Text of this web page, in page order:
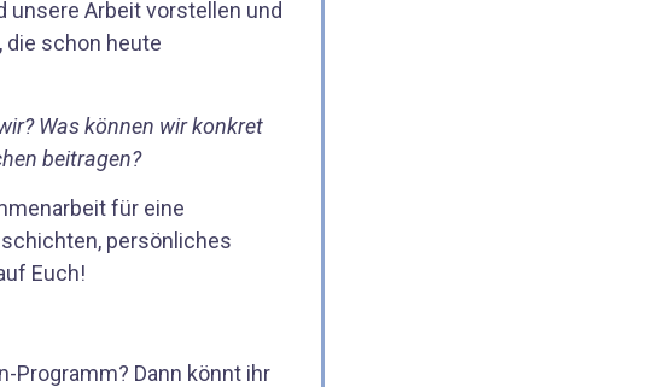
unsere Arbeit vorstellen und
die schon heute
Was können wir konkret
beitragen?
für eine
persönliches
Euch!
Programm? Dann könnt ihr